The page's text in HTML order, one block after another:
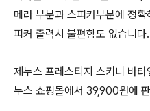
메라 부분과 스피커부분에 정
피커 출력시 불편함도 없습니다.
제누스 프레스티지 스키니 바
누스 쇼핑몰에서 39,900원에